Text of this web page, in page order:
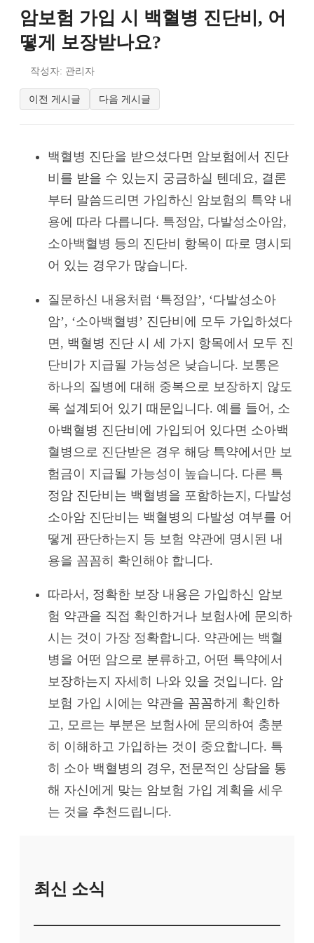
암보험 가입 시 백혈병 진단비, 어
떻게 보장받나요?
작성자: 관리자
이전 게시글 다음 게시글
백혈병 진단을 받으셨다면 암보험에서 진단
비를 받을 수 있는지 궁금하실 텐데요, 결론
부터 말씀드리면 가입하신 암보험의 특약 내
용에 따라 다릅니다. 특정암, 다발성소아암,
소아백혈병 등의 진단비 항목이 따로 명시되
어 있는 경우가 많습니다.
질문하신 내용처럼 ‘특정암’, ‘다발성소아
암’, ‘소아백혈병’ 진단비에 모두 가입하셨다
면, 백혈병 진단 시 세 가지 항목에서 모두 진
단비가 지급될 가능성은 낮습니다. 보통은
하나의 질병에 대해 중복으로 보장하지 않도
록 설계되어 있기 때문입니다. 예를 들어, 소
아백혈병 진단비에 가입되어 있다면 소아백
혈병으로 진단받은 경우 해당 특약에서만 보
험금이 지급될 가능성이 높습니다. 다른 특
정암 진단비는 백혈병을 포함하는지, 다발성
소아암 진단비는 백혈병의 다발성 여부를 어
떻게 판단하는지 등 보험 약관에 명시된 내
용을 꼼꼼히 확인해야 합니다.
따라서, 정확한 보장 내용은 가입하신 암보
험 약관을 직접 확인하거나 보험사에 문의하
시는 것이 가장 정확합니다. 약관에는 백혈
병을 어떤 암으로 분류하고, 어떤 특약에서
보장하는지 자세히 나와 있을 것입니다. 암
보험 가입 시에는 약관을 꼼꼼하게 확인하
고, 모르는 부분은 보험사에 문의하여 충분
히 이해하고 가입하는 것이 중요합니다. 특
히 소아 백혈병의 경우, 전문적인 상담을 통
해 자신에게 맞는 암보험 가입 계획을 세우
는 것을 추천드립니다.
최신 소식